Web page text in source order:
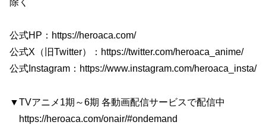
公式HP：https://heroaca.com/
公式X（旧Twitter）：https://twitter.com/heroaca_anime/
公式Instagram：https://www.instagram.com/heroaca_insta/
▼TVアニメ1期～6期 各動画配信サービスで配信中
https://heroaca.com/onair/#ondemand